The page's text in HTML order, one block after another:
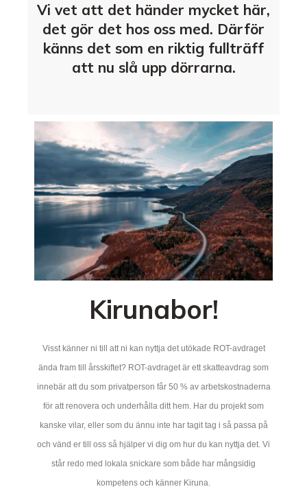
Vi vet att det händer mycket här,
det gör det hos oss med. Därför
känns det som en riktig fullträff
att nu slå upp dörrarna.
Kirunabor!
Visst känner ni till att ni kan nyttja det utökade ROT-avdraget
ända fram till årsskiftet? ROT-avdraget är ett skatteavdrag som
innebär att du som privatperson får 50 % av arbetskostnaderna
för att renovera och underhålla ditt hem. Har du projekt som
kanske vilar, eller som du ännu inte har tagit tag i så passa på
och vänd er till oss så hjälper vi dig om hur du kan nyttja det. Vi
står redo med lokala snickare som både har mångsidig
kompetens och känner Kiruna.